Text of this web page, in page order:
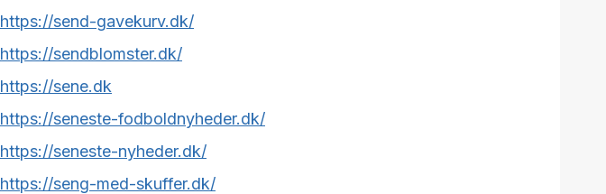
https://send-gavekurv.dk/
https://sendblomster.dk/
https://sene.dk
https://seneste-fodboldnyheder.dk/
https://seneste-nyheder.dk/
https://seng-med-skuffer.dk/